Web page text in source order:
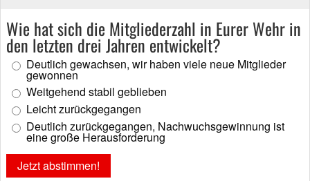
Wie hat sich die Mitgliederzahl in Eurer Wehr in
den letzten drei Jahren entwickelt?
Deutlich gewachsen, wir haben viele neue Mitglieder
gewonnen
Weitgehend stabil geblieben
Leicht zurückgegangen
Deutlich zurückgegangen, Nachwuchsgewinnung ist
eine große Herausforderung